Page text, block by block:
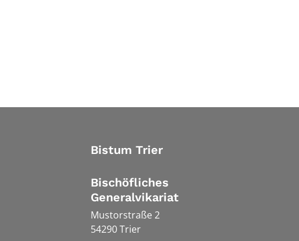
Bistum Trier
Bischöfliches
Generalvikariat
Mustorstraße 2
54290Trier